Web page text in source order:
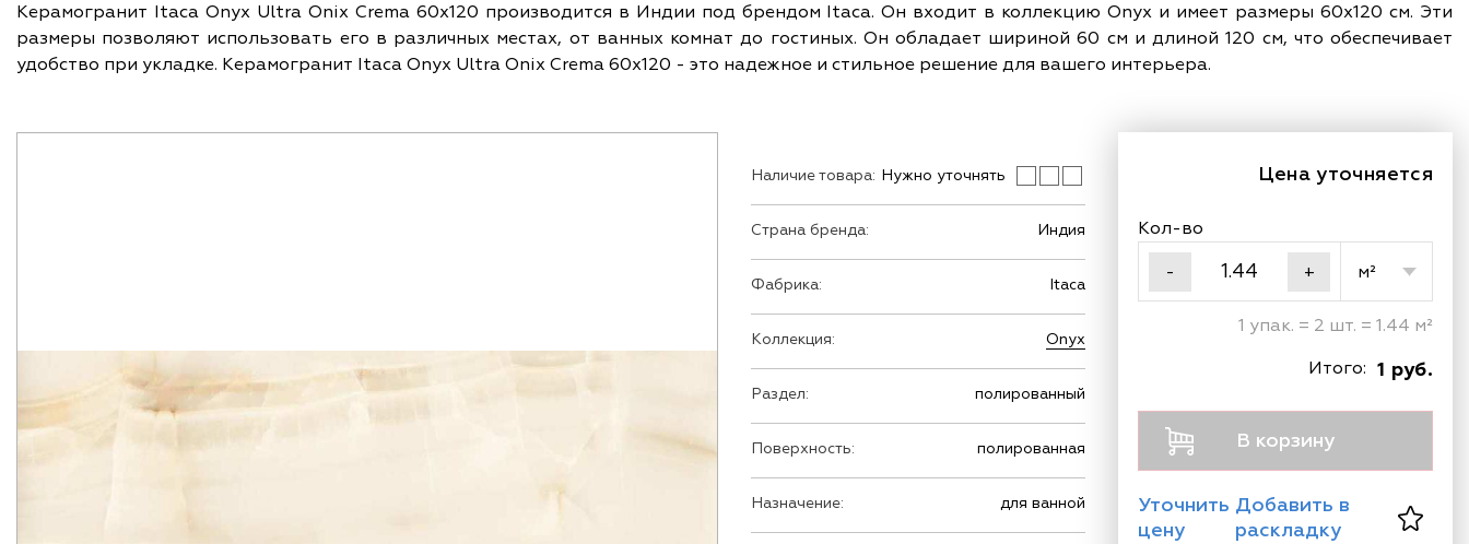
Керамогранит Itaca Onyx Ultra Onix Crema 60x120 производится в Индии под брендом Itaca. Он входит в коллекцию Onyx и имеет размеры 60х120 см. Эти
размеры позволяют использовать его в различных местах, от ванных комнат до гостиных. Он обладает шириной 60 см и длиной 120 см, что обеспечивает
удобство при укладке. Керамогранит Itaca Onyx Ultra Onix Crema 60x120 - это надежное и стильное решение для вашего интерьера.
Наличие товара: Нужно уточнять
Страна бренда: Индия
Фабрика: Itaca
Коллекция: Onyx
Раздел: полированный
Поверхность: полированная
Назначение: для ванной
Цена уточняется
Кол-во
-
+ м²
1 упак. = 2 шт. = 1.44 м²
1 руб.
Итого:
В корзину
Уточнить
цену
Добавить в
раскладку